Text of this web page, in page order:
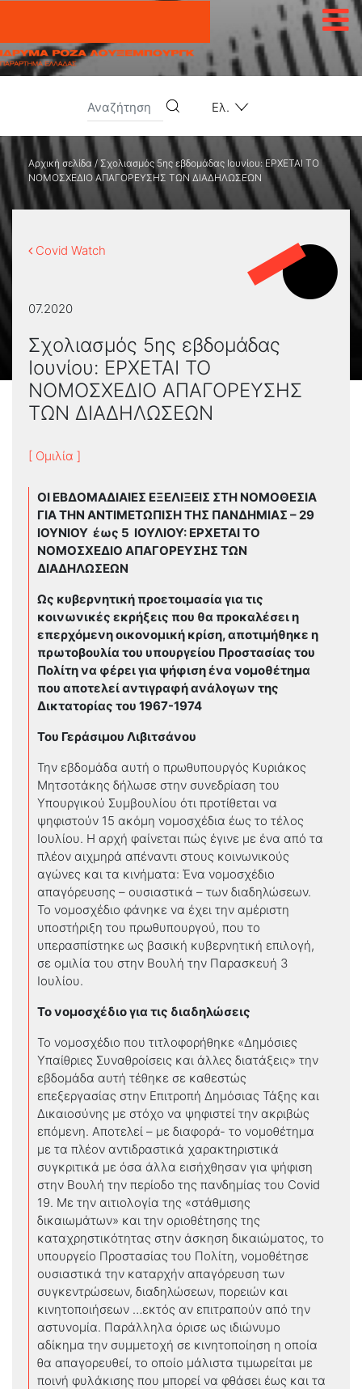
Ελ.
Αρχική σελίδα /Σχολιασμός 5ης εβδομάδας Ιουνίου: ΕΡΧΕΤΑΙ ΤΟ
ΝΟΜΟΣΧΕΔΙΟ ΑΠΑΓΟΡΕΥΣΗΣ ΤΩΝ ΔΙΑΔΗΛΩΣΕΩΝ
Covid Watch
07.2020
Σχολιασμός 5ης εβδομάδας
Ιουνίου: ΕΡΧΕΤΑΙ ΤΟ
ΝΟΜΟΣΧΕΔΙΟ ΑΠΑΓΟΡΕΥΣΗΣ
ΤΩΝ ΔΙΑΔΗΛΩΣΕΩΝ
[ Ομιλία ]
ΟΙ ΕΒΔΟΜΑΔΙΑΙΕΣ ΕΞΕΛΙΞΕΙΣ ΣΤΗ ΝΟΜΟΘΕΣΙΑ
ΓΙΑ ΤΗΝ ΑΝΤΙΜΕΤΩΠΙΣΗ ΤΗΣ ΠΑΝΔΗΜΙΑΣ – 29
ΙΟΥΝΙΟΥ έως 5 ΙΟΥΛΙΟΥ: ΕΡΧΕΤΑΙ ΤΟ
ΝΟΜΟΣΧΕΔΙΟ ΑΠΑΓΟΡΕΥΣΗΣ ΤΩΝ
ΔΙΑΔΗΛΩΣΕΩΝ
Ως κυβερνητική προετοιμασία για τις
κοινωνικές εκρήξεις που θα προκαλέσει η
επερχόμενη οικονομική κρίση, αποτιμήθηκε η
πρωτοβουλία του υπουργείου Προστασίας του
Πολίτη να φέρει για ψήφιση ένα νομοθέτημα
που αποτελεί αντιγραφή ανάλογων της
Δικτατορίας του 1967-1974
Του Γεράσιμου Λιβιτσάνου
Την εβδομάδα αυτή ο πρωθυπουργός Κυριάκος
Μητσοτάκης δήλωσε στην συνεδρίαση του
Υπουργικού Συμβουλίου ότι προτίθεται να
ψηφιστούν 15 ακόμη νομοσχέδια έως το τέλος
Ιουλίου. Η αρχή φαίνεται πώς έγινε με ένα από τα
πλέον αιχμηρά απέναντι στους κοινωνικούς
αγώνες και τα κινήματα: Ένα νομοσχέδιο
απαγόρευσης – ουσιαστικά – των διαδηλώσεων.
Το νομοσχέδιο φάνηκε να έχει την αμέριστη
υποστήριξη του πρωθυπουργού, που το
υπερασπίστηκε ως βασική κυβερνητική επιλογή,
σε ομιλία του στην Βουλή την Παρασκευή 3
Ιουλίου.
Το νομοσχέδιο για τις διαδηλώσεις
Το νομοσχέδιο που τιτλοφορήθηκε «Δημόσιες
Υπαίθριες Συναθροίσεις και άλλες διατάξεις» την
εβδομάδα αυτή τέθηκε σε καθεστώς
επεξεργασίας στην Επιτροπή Δημόσιας Τάξης και
Δικαιοσύνης με στόχο να ψηφιστεί την ακριβώς
επόμενη. Αποτελεί – με διαφορά- το νομοθέτημα
με τα πλέον αντιδραστικά χαρακτηριστικά
συγκριτικά με όσα άλλα εισήχθησαν για ψήφιση
στην Βουλή την περίοδο της πανδημίας του Covid
19. Με την αιτιολογία της «στάθμισης
δικαιωμάτων» και την οριοθέτησης της
καταχρηστικότητας στην άσκηση δικαιώματος, το
υπουργείο Προστασίας του Πολίτη, νομοθέτησε
ουσιαστικά την καταρχήν απαγόρευση των
συγκεντρώσεων, διαδηλώσεων, πορειών και
κινητοποιήσεων …εκτός αν επιτραπούν από την
αστυνομία. Παράλληλα όρισε ως ιδιώνυμο
αδίκημα την συμμετοχή σε κινητοποίηση η οποία
θα απαγορευθεί, το οποίο μάλιστα τιμωρείται με
ποινή φυλάκισης που μπορεί να φθάσει έως και τα